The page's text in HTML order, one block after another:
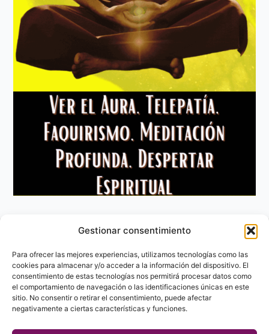
Gestionar consentimiento
Para ofrecer las mejores experiencias, utilizamos tecnologías como las
cookies para almacenar y/o acceder a la información del dispositivo. El
consentimiento de estas tecnologías nos permitirá procesar datos como
el comportamiento de navegación o las identificaciones únicas en este
sitio. No consentir o retirar el consentimiento, puede afectar
negativamente a ciertas características y funciones.
Aviso Legal
Política de privacidad
Política de Cookies
Contacto